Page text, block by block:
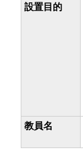
設置目的
教員名